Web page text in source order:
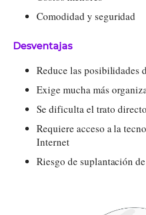
Comodidad y seguridad
Desventajas
Reduce las posibilidades
Exige mucha más
Se dificulta el trato
Requiere acceso a la
Internet
Riesgo de suplantación